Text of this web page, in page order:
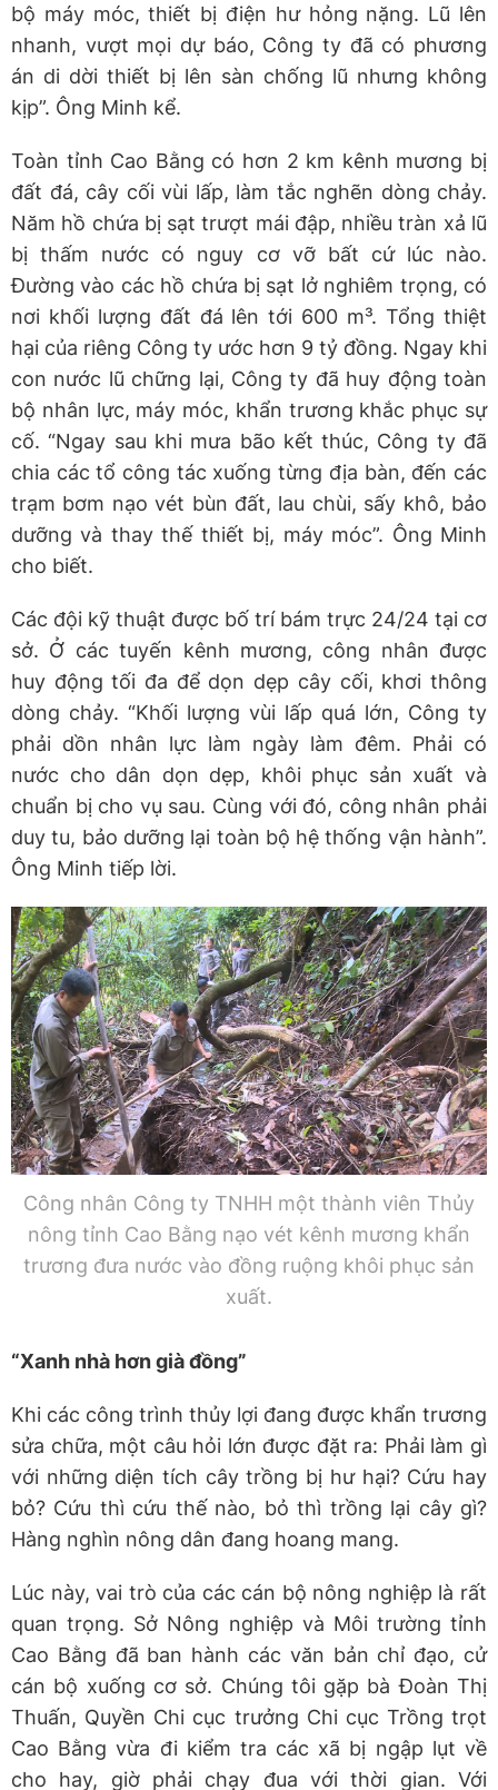
bộ máy móc, thiết bị điện hư hỏng nặng. Lũ lên
nhanh, vượt mọi dự báo, Công ty đã có phương
án di dời thiết bị lên sàn chống lũ nhưng không
kịp”. Ông Minh kể.
Toàn tỉnh Cao Bằng có hơn 2 km kênh mương bị
đất đá, cây cối vùi lấp, làm tắc nghẽn dòng chảy.
Năm hồ chứa bị sạt trượt mái đập, nhiều tràn xả lũ
bị thấm nước có nguy cơ vỡ bất cứ lúc nào.
Đường vào các hồ chứa bị sạt lở nghiêm trọng, có
nơi khối lượng đất đá lên tới 600 m³. Tổng thiệt
hại của riêng Công ty ước hơn 9 tỷ đồng. Ngay khi
con nước lũ chững lại, Công ty đã huy động toàn
bộ nhân lực, máy móc, khẩn trương khắc phục sự
cố. “Ngay sau khi mưa bão kết thúc, Công ty đã
chia các tổ công tác xuống từng địa bàn, đến các
trạm bơm nạo vét bùn đất, lau chùi, sấy khô, bảo
dưỡng và thay thế thiết bị, máy móc”. Ông Minh
cho biết.
Các đội kỹ thuật được bố trí bám trực 24/24 tại cơ
sở. Ở các tuyến kênh mương, công nhân được
huy động tối đa để dọn dẹp cây cối, khơi thông
dòng chảy. “Khối lượng vùi lấp quá lớn, Công ty
phải dồn nhân lực làm ngày làm đêm. Phải có
nước cho dân dọn dẹp, khôi phục sản xuất và
chuẩn bị cho vụ sau. Cùng với đó, công nhân phải
duy tu, bảo dưỡng lại toàn bộ hệ thống vận hành”.
Ông Minh tiếp lời.
Công nhân Công ty TNHH một thành viên Thủy
nông tỉnh Cao Bằng nạo vét kênh mương khẩn
trương đưa nước vào đồng ruộng khôi phục sản
xuất.
“Xanh nhà hơn già đồng”
Khi các công trình thủy lợi đang được khẩn trương
sửa chữa, một câu hỏi lớn được đặt ra: Phải làm gì
với những diện tích cây trồng bị hư hại? Cứu hay
bỏ? Cứu thì cứu thế nào, bỏ thì trồng lại cây gì?
Hàng nghìn nông dân đang hoang mang.
Lúc này, vai trò của các cán bộ nông nghiệp là rất
quan trọng. Sở Nông nghiệp và Môi trường tỉnh
Cao Bằng đã ban hành các văn bản chỉ đạo, cử
cán bộ xuống cơ sở. Chúng tôi gặp bà Đoàn Thị
Thuấn, Quyền Chi cục trưởng Chi cục Trồng trọt
Cao Bằng vừa đi kiểm tra các xã bị ngập lụt về
cho hay, giờ phải chạy đua với thời gian. Với